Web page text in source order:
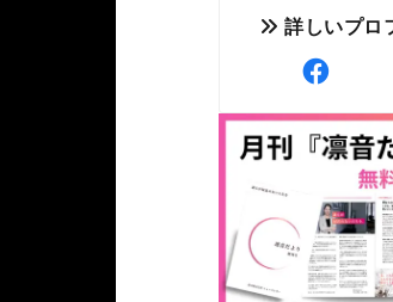
詳しいプロ